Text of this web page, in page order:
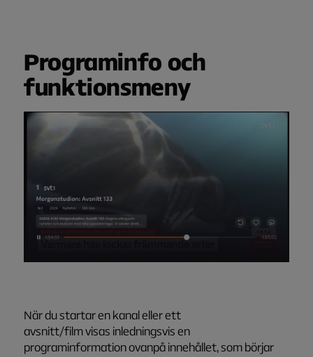
Programinfo och
funktionsmeny
När du startar en kanal eller ett
avsnitt/film visas inledningsvis en
programinformation ovanpå innehållet, som börjar